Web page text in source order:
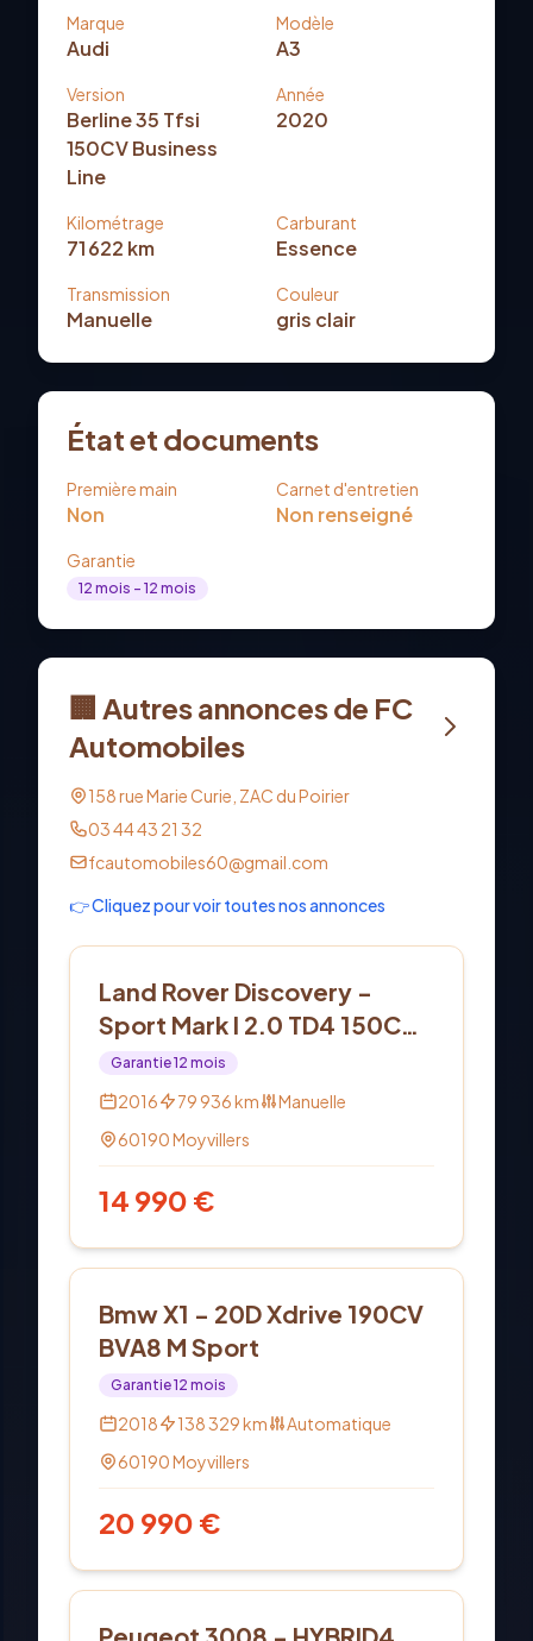
Marque
Audi
Modèle
A3
Version
Berline 35 Tfsi
150CV Business
Line
Année
2020
Kilométrage
71 622 km
Carburant
Essence
Transmission
Manuelle
Couleur
gris clair
État et documents
Première main
Non
Carnet d'entretien
Non renseigné
Garantie
12 mois - 12 mois
🏢 Autres annonces de FC
Automobiles
158 rue Marie Curie, ZAC du Poirier
03 44 43 21 32
fcautomobiles60@gmail.com
👉 Cliquez pour voir toutes nos annonces
Land Rover Discovery -
Sport Mark I 2.0 TD4 150CV
Pure
Garantie12 mois
2016 79 936km
Manuelle
60190Moyvillers
14 990 €
Bmw X1 - 20D Xdrive 190CV
BVA8 M Sport
Garantie12 mois
2018 138 329km
Automatique
60190Moyvillers
20 990 €